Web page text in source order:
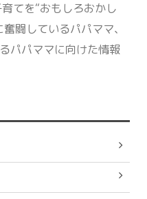
てを“おもしろおかし
闘しているパパママ、
パパママに向けた情報